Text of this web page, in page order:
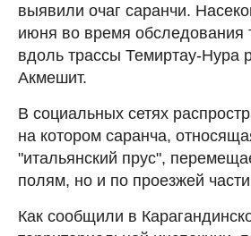
выявили очаг саранчи.
июня во время обследования
вдоль трассы Темиртау-Нура
Акмешит.
В социальных сетях
на котором саранча,
"итальянский прус",
полям, но и по проезжей
Как сообщили в